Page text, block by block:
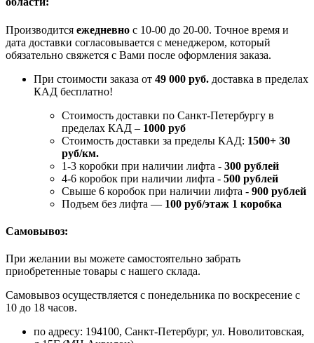
Производится ежедневно с 10-00 до 20-00. Точное время и
дата доставки согласовывается с менеджером, который
обязательно свяжется с Вами после оформления заказа.
При стоимости заказа от 49 000 руб. доставка в пределах
КАД бесплатно!
Стоимость доставки по Санкт-Петербургу в
пределах КАД – 1000 руб
Стоимость доставки за пределы КАД: 1500+ 30
руб/км.
1-3 коробки при наличии лифта - 300 рублей
4-6 коробок при наличии лифта - 500 рублей
Свыше 6 коробок при наличии лифта - 900 рублей
Подъем без лифта — 100 руб/этаж 1 коробка
Самовывоз:
При желании вы можете самостоятельно забрать
приобретенные товары с нашего склада.
Самовывоз осуществляется с понедельника по воскресение с
10 до 18 часов.
по адресу: 194100, Санкт-Петербург, ул. Новолитовская,